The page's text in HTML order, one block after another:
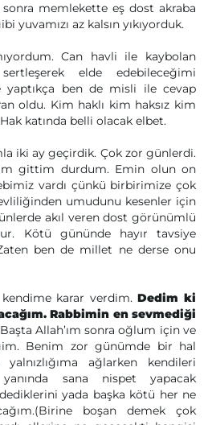
memlekette eş dost akraba
yuvamızı az kalsın yıkıyorduk.
Can havli ile kaybolan
elde edebileceğimi
yaptıkça ben de misli ile cevap
oldu. Kim haklı kim haksız kim
katında belli olacak elbet.
iki ay geçirdik. Çok zor günlerdi.
gittim durdum. Emin olun on
vardı çünkü birbirimize çok
umudunu kesenler için
akıl veren dost görünümlü
Kötü gününde hayır tavsiye
ben de millet ne derse onu
karar verdim.Dedim ki
Rabbimin en sevmediği
Başta Allah’ım sonra oğlum için ve
Benim zor günümde bir hal
ağlarken kendileri
yanında sana nispet yapacak
dediklerini yada başka kötü her ne
boşan demek çok